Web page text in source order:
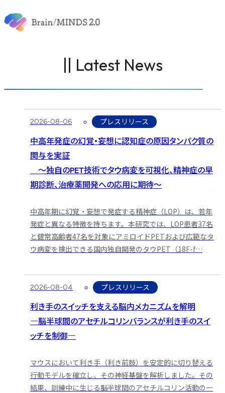
研究業績
|| Latest News
2026-08-06 プレスリリース
中高年発症の幻覚・妄想に認知症の原因タンパク質の
関与を実証
～独自のPET技術でタウ病変を可視化、精神症の早
期診断、治療薬開発への応用に期待～
中高年期に幻覚・妄想で発症する精神症（LOP）は、若年
発症と異なる特徴を持ちます。本研究では、LOP患者37名
と健常高齢者47名を対象にアミロイドPETおよび広範なタ
ウ病変を検出できる国内独自開発のタウPET（18F-f…
2026-08-04 プレスリリース
利き手のスイッチを支える脳内メカニズムを解明
―脳半球間のアセチルコリンバランスが利き手のスイ
ッチを制御―
マウスにおいて利き手（利き前肢）を安定的に切り替える
行動モデルを確立し、その神経基盤を解析しました。その
結果、訓練中に生じる脳半球間のアセチルコリン活動の一